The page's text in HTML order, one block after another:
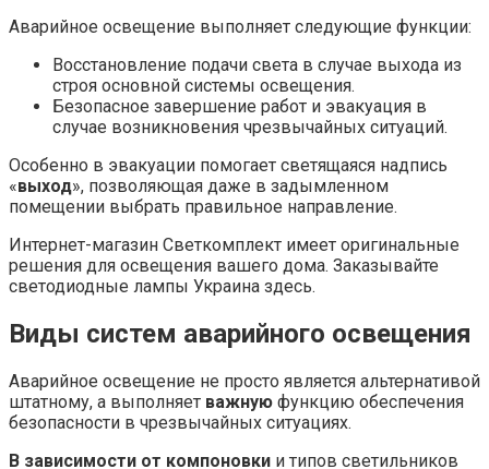
Аварийное освещение выполняет следующие функции:
Восстановление подачи света в случае выхода из
строя основной системы освещения.
Безопасное завершение работ и эвакуация в
случае возникновения чрезвычайных ситуаций.
Особенно в эвакуации помогает светящаяся надпись
«выход», позволяющая даже в задымленном
помещении выбрать правильное направление.
Интернет-магазин Светкомплект имеет оригинальные
решения для освещения вашего дома. Заказывайте
светодиодные лампы Украина здесь.
Виды систем аварийного освещения
Аварийное освещение не просто является альтернативой
штатному, а выполняет важную функцию обеспечения
безопасности в чрезвычайных ситуациях.
В зависимости от компоновки и типов светильников